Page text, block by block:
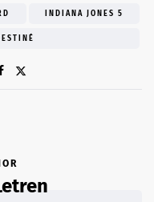
INDIANA JONES 5